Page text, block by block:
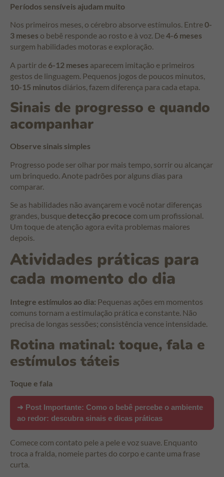
Períodos sensíveis ajudam muito
Nos primeiros meses, o cérebro absorve estímulos. Entre0-
3 meses o bebê responde ao rosto e à voz. De4-6 meses
surgem habilidades motoras e exploração.
A partir de 6-12 meses aparecem imitação e primeiros
gestos de linguagem. Pequenos jogos de poucos minutos,
10-15 minutos diários, fazem diferença para cada etapa.
Sinais de progresso e quando
acompanhar
Observe sinais simples
Progresso pode ser olhar por mais tempo, sorrir ou alcançar
um brinquedo. Anote padrões por alguns dias para
comparar.
Se as habilidades não avançarem e você notar diferenças
grandes, busquedetecção precoce com um profissional.
Um toque de atenção agora evita problemas maiores
depois.
Atividades práticas para
cada momento do dia
Integre estímulos ao dia: Pequenas ações em momentos
comuns tornam a estimulação prática e constante. Não
precisa de longas sessões; consistência vence intensidade.
Rotina matinal: toque, fala e
estímulos táteis
Toque e fala
➜ Post Importante: Como o bebê percebe o ambiente
ao redor: descubra sinais e dicas práticas
Comece com contato pele a pele e voz suave. Enquanto
troca a fralda, nomeie partes do corpo e cante uma frase
curta.